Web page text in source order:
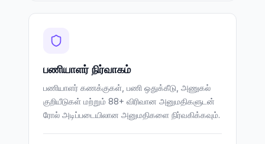
பணியாளர் நிர்வாகம்
பணியாளர் கணக்குகள், பணி ஒதுக்கீடு, அணுகல்
குறியீடுகள் மற்றும் 88+ விரிவான அனுமதிகளுடன்
ரோல் அடிப்படையிலான அனுமதிகளை நிர்வகிக்கவும்.